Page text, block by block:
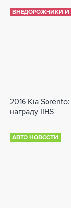
ВНЕДОРОЖНИКИ И
2016 Kia
награду IIHS
АВТО НОВОСТИ